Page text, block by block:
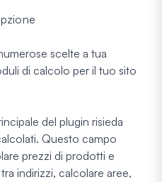
scelte a tua
di calcolo per il tuo sito
del plugin risieda
Questo campo
prezzi di prodotti e
indirizzi, calcolare aree,